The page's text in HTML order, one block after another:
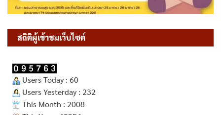
สถิติผู้เข้าชมเว็บไซต์
Users Today : 60
Users Yesterday : 232
This Month : 2008